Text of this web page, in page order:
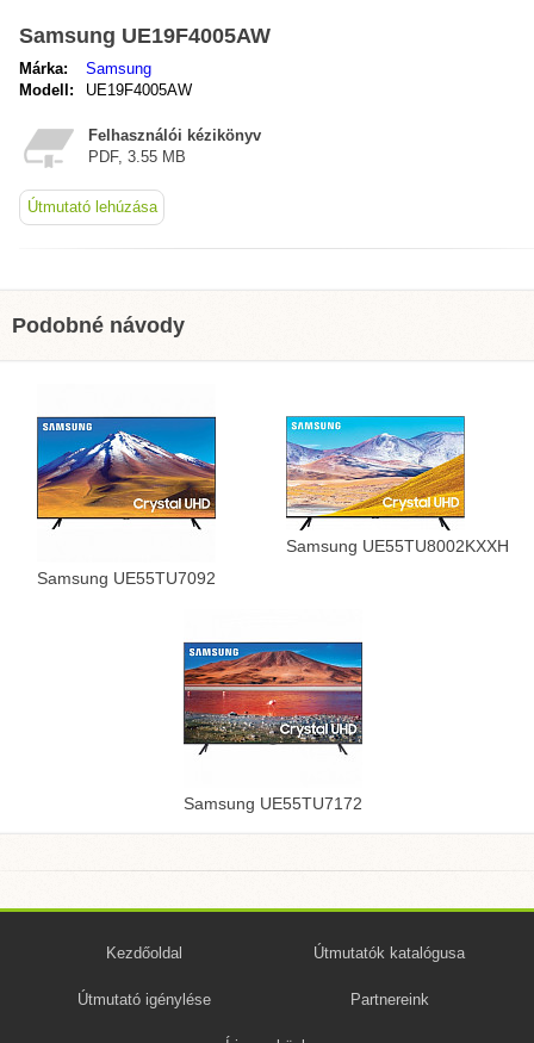
Samsung UE19F4005AW
Márka:
Samsung
Modell:
UE19F4005AW
Felhasználói kézikönyv
PDF, 3.55 MB
Útmutató lehúzása
Podobné návody
Samsung UE55TU7092
Samsung UE55TU8002KXXH
Samsung UE55TU7172
Kezdőoldal Útmutatók katalógusa
Útmutató igénylése Partnereink